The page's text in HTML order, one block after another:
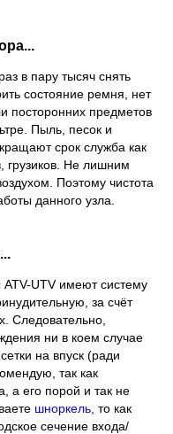
в пару тысяч снять
состояние ремня, нет
посторонних предметов
Пыль, песок и
срок служба как
грузиков. Не лишним
Поэтому чистота
данного узла.
ATV-UTV имеют систему
за счёт
Следовательно,
ни в коем случае
на впуск (ради
так как
а его порой и так не
шноркель, то как
сечение входа/